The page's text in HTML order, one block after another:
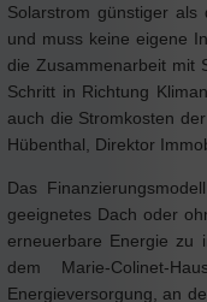
Solarstrom günstiger als
und muss keine eigene
die Zusammenarbeit mit
Schritt in Richtung
auch die Stromkosten
Hübenthal, Direktor
Das
geeignetes Dach oder
erneuerbare Energie zu
dem Marie-Colinet-
Energieversorgung, an